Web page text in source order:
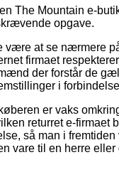
The Mountain e-
opgave.
være at se nærmere
firmaet
der forstår de
i
er vaks
returret e-firmaet
så man i
vare til en herre eller